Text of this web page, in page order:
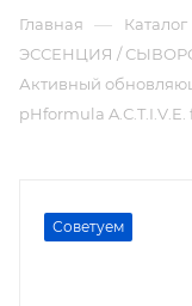
Главная — Каталог
ЭССЕНЦИЯ /
Активный
pHformula
Советуем